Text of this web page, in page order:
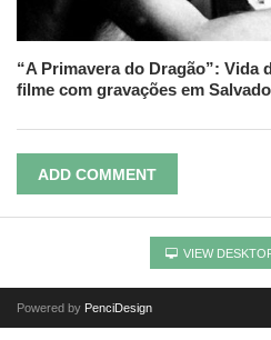
“A Primavera do Dragão”: Vida
filme com gravações em
ADD COMMENT
VIEW
Powered by PenciDesign